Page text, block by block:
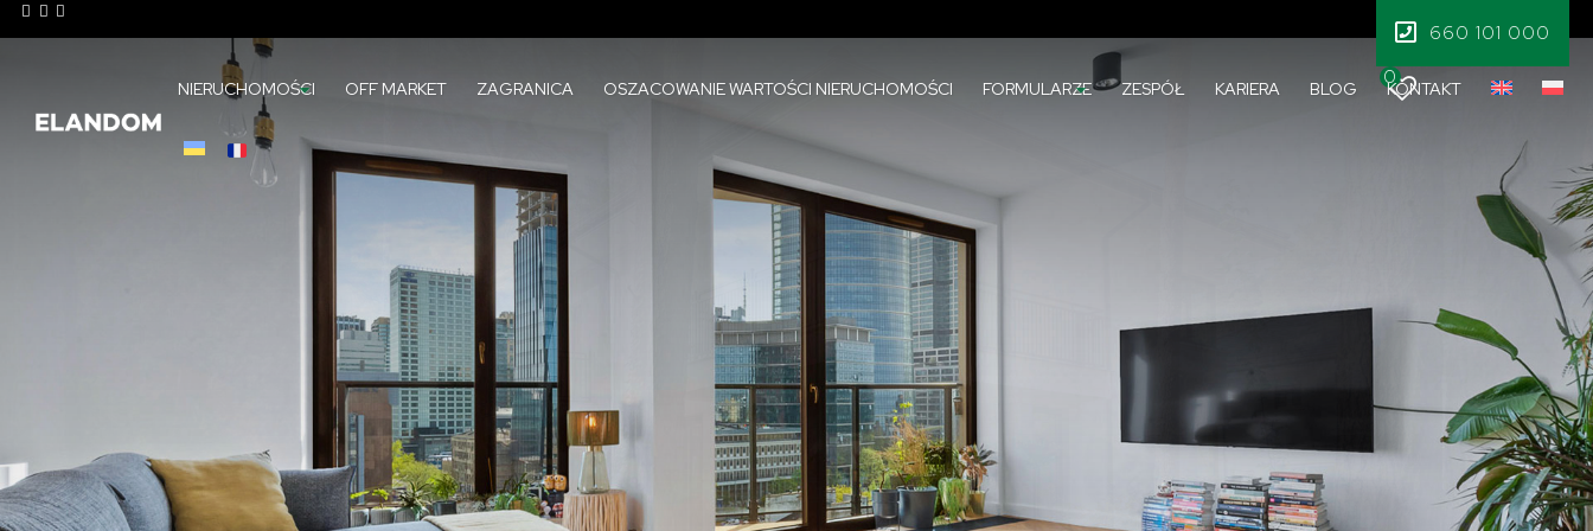
660 101 000
0
NIERUCHOMOŚCI OFF MARKET ZAGRANICA OSZACOWANIE WARTOŚCI NIERUCHOMOŚCI FORMULARZE ZESPÓŁ KARIERA BLOG KONTAKT